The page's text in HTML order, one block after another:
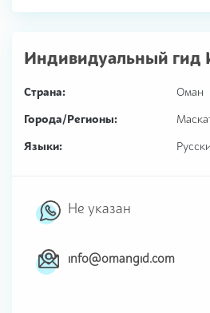
Индивидуальный гид
Страна:
Оман
Города/Регионы:
Языки:
Не указан
info@omangid.com